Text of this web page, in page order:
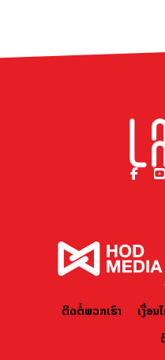
ຕິດຕໍ່ພວກເຮົາ ເງື່ອນ